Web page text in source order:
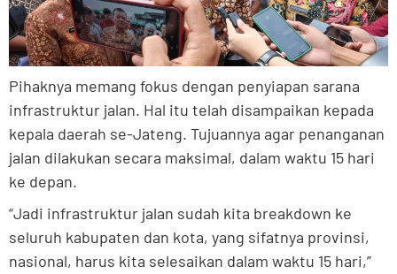
Pihaknya memang fokus dengan penyiapan sarana
infrastruktur jalan. Hal itu telah disampaikan kepada
kepala daerah se-Jateng. Tujuannya agar penanganan
jalan dilakukan secara maksimal, dalam waktu 15 hari
ke depan.
“Jadi infrastruktur jalan sudah kita breakdown ke
seluruh kabupaten dan kota, yang sifatnya provinsi,
nasional, harus kita selesaikan dalam waktu 15 hari,”